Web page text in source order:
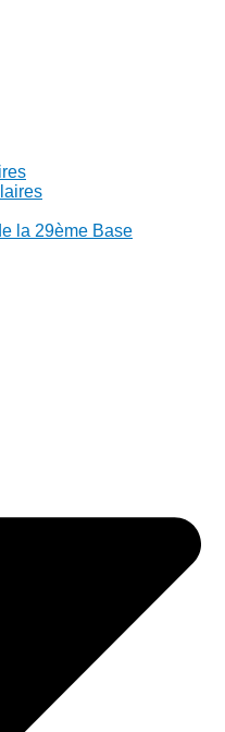
la 29ème Base